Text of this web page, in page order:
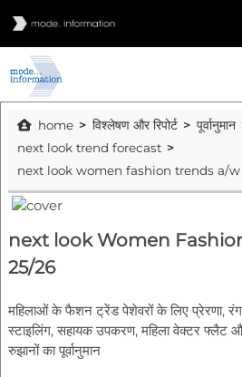
home विश्लेषण और रिपोर्ट
पूर्वानुमान
next look trend forecast
next look women fashion trends a/w
next look Women
25/26
महिलाओं के फैशन ट्रेंड पेशेवरों के लिए प्रेरणा,
स्टाइलिंग, सहायक उपकरण, महिला वेक्टर फ्लैट
रुझानों का पूर्वानुमान